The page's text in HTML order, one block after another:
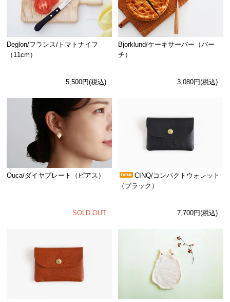
Deglon/フランス/トマトナイフ
（11cm）
5,500円(税込)
Bjorklund/ケーキサーバー（バー
チ）
3,080円(税込)
Ouca/ダイヤプレート（ピアス）
SOLD OUT
CINQ/コンパクトウォレット
（ブラック）
7,700円(税込)